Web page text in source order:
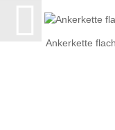
Ankerkette